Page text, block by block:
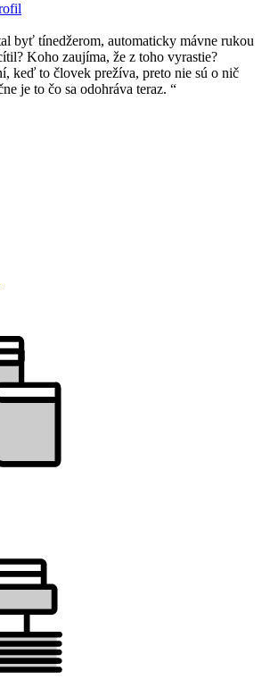
byť tínedžerom, automaticky mávne rukou
Koho zaujíma, že z toho vyrastie?
keď to človek prežíva, preto nie sú o nič
je to čo sa odohráva teraz.